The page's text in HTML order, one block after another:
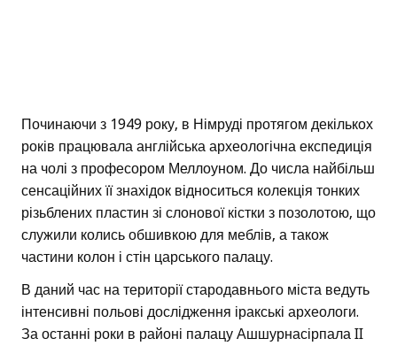
Починаючи з 1949 року, в Німруді протягом декількох
років працювала англійська археологічна експедиція
на чолі з професором Меллоуном. До числа найбільш
сенсаційних її знахідок відноситься колекція тонких
різьблених пластин зі слонової кістки з позолотою, що
служили колись обшивкою для меблів, а також
частини колон і стін царського палацу.
В даний час на території стародавнього міста ведуть
інтенсивні польові дослідження іракські археологи.
За останні роки в районі палацу Ашшурнасірпала II